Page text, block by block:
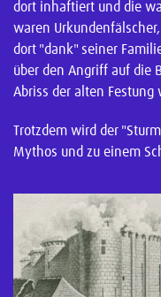
dort inhaftiert und die
waren
dort "dank" seiner
über den Angriff auf die
Abriss der alten Festung
Trotzdem wird der
Mythos und zu einem